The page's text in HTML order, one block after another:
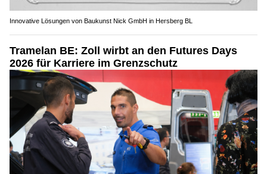
Innovative Lösungen von Baukunst Nick GmbH in Hersberg BL
Tramelan BE: Zoll wirbt an den Futures Days
2026 für Karriere im Grenzschutz